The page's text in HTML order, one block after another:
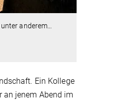
anderem…
Ein Kollege
an jenem Abend im